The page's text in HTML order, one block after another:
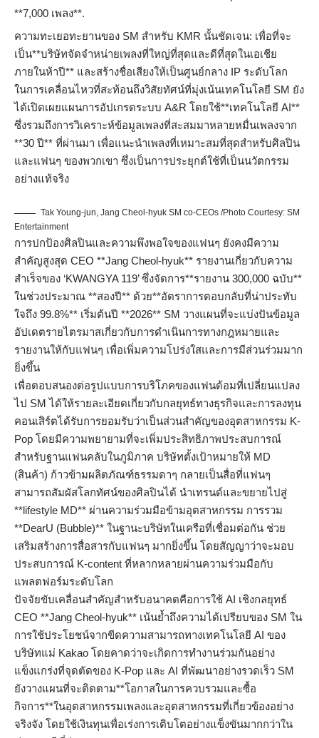
**7,000 เพลง**.
ความทะเยอทะยานของ SM สำหรับ KMR นั้นชัดเจน: เพื่อที่จะ
เป็น**บริษัทจัดจำหน่ายเพลงที่ใหญ่ที่สุดและดีที่สุดในเอเชีย
ภายในห้าปี** และสร้างชื่อเสียงให้เป็นศูนย์กลาง IP ระดับโลก
ในการเคลื่อนไหวที่สะท้อนถึงวิสัยทัศน์ที่มุ่งเน้นเทคโนโลยี SM ยัง
ได้เปิดเผยแผนการอัปเกรดระบบ A&R โดยใช้**เทคโนโลยี AI**
ซึ่งรวมถึงการวิเคราะห์ข้อมูลเพลงที่สะสมมาหลายหมื่นเพลงจาก
**30 ปี** ที่ผ่านมา เพื่อแนะนำเพลงที่เหมาะสมที่สุดสำหรับศิลปิน
และแฟนๆ ของพวกเขา ซึ่งเป็นการประยุกต์ใช้ที่เป็นนวัตกรรม
อย่างแท้จริง
Tak Young-jun, Jang Cheol-hyuk SM co-CEOs /Photo Courtesy: SM
Entertainment
การปกป้องศิลปินและความพึงพอใจของแฟนๆ ยังคงมีความ
สำคัญสูงสุด CEO **Jang Cheol-hyuk** รายงานเกี่ยวกับความ
สำเร็จของ ‘KWANGYA 119’ ซึ่งจัดการ**รายงาน 300,000 ฉบับ**
ในช่วงประมาณ **สองปี** ด้วย**อัตราการตอบกลับที่น่าประทับ
ใจถึง 99.8%** เริ่มต้นปี **2026** SM วางแผนที่จะแบ่งปันข้อมูล
อัปเดตรายไตรมาสเกี่ยวกับการดำเนินการทางกฎหมายและ
รายงานให้กับแฟนๆ เพื่อเพิ่มความโปร่งใสและการมีส่วนร่วมมาก
ยิ่งขึ้น
เพื่อตอบสนองต่อรูปแบบการบริโภคของแฟนด้อมที่เปลี่ยนแปลง
ไป SM ได้ให้รายละเอียดเกี่ยวกับกลยุทธ์ทางธุรกิจและการลงทุน
คอนเสิร์ตได้รับการยอมรับว่าเป็นส่วนสำคัญของอุตสาหกรรม K-
Pop โดยมีความพยายามที่จะเพิ่มประสิทธิภาพประสบการณ์
สำหรับฐานแฟนคลับในภูมิภาค บริษัทตั้งเป้าหมายให้ MD
(สินค้า) ก้าวข้ามผลิตภัณฑ์ธรรมดาๆ กลายเป็นสื่อที่แฟนๆ
สามารถสัมผัสโลกทัศน์ของศิลปินได้ นำเทรนด์และขยายไปสู่
**lifestyle MD** ผ่านความร่วมมือข้ามอุตสาหกรรม การรวม
**DearU (Bubble)** ในฐานะบริษัทในเครือที่เชื่อมต่อกัน ช่วย
เสริมสร้างการสื่อสารกับแฟนๆ มากยิ่งขึ้น โดยสัญญาว่าจะมอบ
ประสบการณ์ K-content ที่หลากหลายผ่านความร่วมมือกับ
แพลตฟอร์มระดับโลก
ปัจจัยขับเคลื่อนสำคัญสำหรับอนาคตคือการใช้ AI เชิงกลยุทธ์
CEO **Jang Cheol-hyuk** เน้นย้ำถึงความได้เปรียบของ SM ใน
การใช้ประโยชน์จากขีดความสามารถทางเทคโนโลยี AI ของ
บริษัทแม่ Kakao โดยคาดว่าจะเกิดการทำงานร่วมกันอย่าง
แข็งแกร่งที่จุดตัดของ K-Pop และ AI ที่พัฒนาอย่างรวดเร็ว SM
ยังวางแผนที่จะติดตาม**โอกาสในการควบรวมและซื้อ
กิจการ**ในอุตสาหกรรมเพลงและอุตสาหกรรมที่เกี่ยวข้องอย่าง
จริงจัง โดยใช้เงินทุนเพื่อเร่งการเติบโตอย่างแข็งขันมากกว่าใน